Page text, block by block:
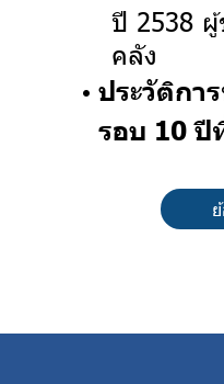
ปี 2538 ผู้
คลัง
ประวัติกา
รอบ 10 ปี